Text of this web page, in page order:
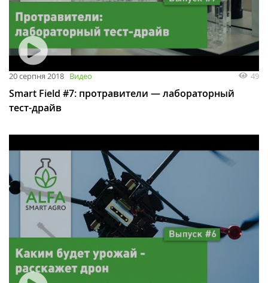
20 серпня 2018 Видео 49
Smart Field #7: протравители — лабораторный
тест-драйв